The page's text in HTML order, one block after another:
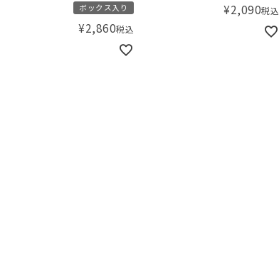
ボックス入り
¥2,860税込
¥2,090税込